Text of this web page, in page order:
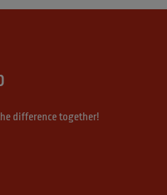
difference together!